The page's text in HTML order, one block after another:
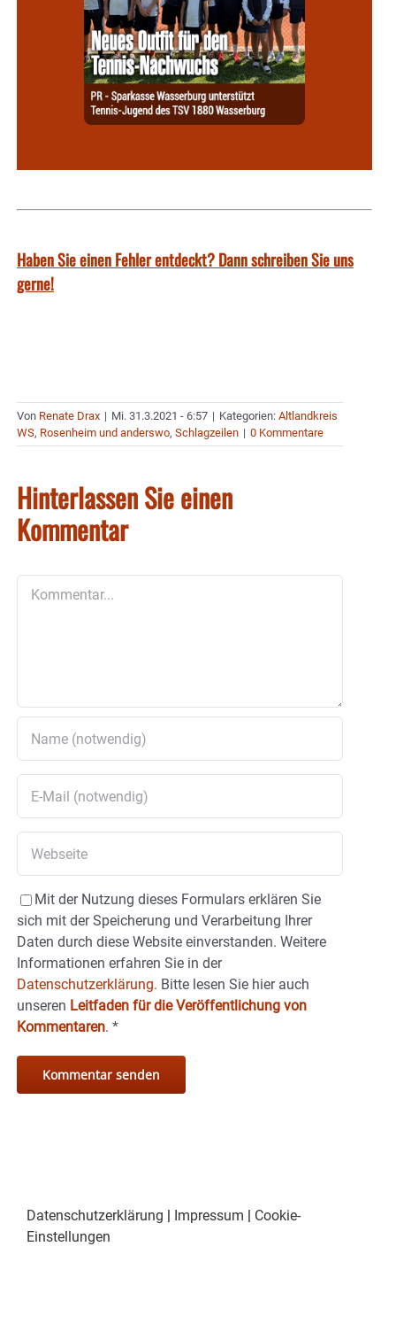
Haben Sie einen Fehler entdeckt? Dann schreiben Sie uns
gerne!
Von Renate Drax | Mi. 31.3.2021 - 6:57 | Kategorien: Altlandkreis
WS, Rosenheim und anderswo, Schlagzeilen | 0 Kommentare
Hinterlassen Sie einen
Kommentar
Mit der Nutzung dieses Formulars erklären Sie
sich mit der Speicherung und Verarbeitung Ihrer
Daten durch diese Website einverstanden. Weitere
Informationen erfahren Sie in der
Datenschutzerklärung. Bitte lesen Sie hier auch
unseren Leitfaden für die Veröffentlichung von
Kommentaren. *
Datenschutzerklärung | Impressum | Cookie-
Einstellungen